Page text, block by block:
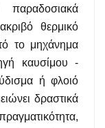
θερμικό
το μηχάνημα
καυσίμου -
ή φλοιό
δραστικά